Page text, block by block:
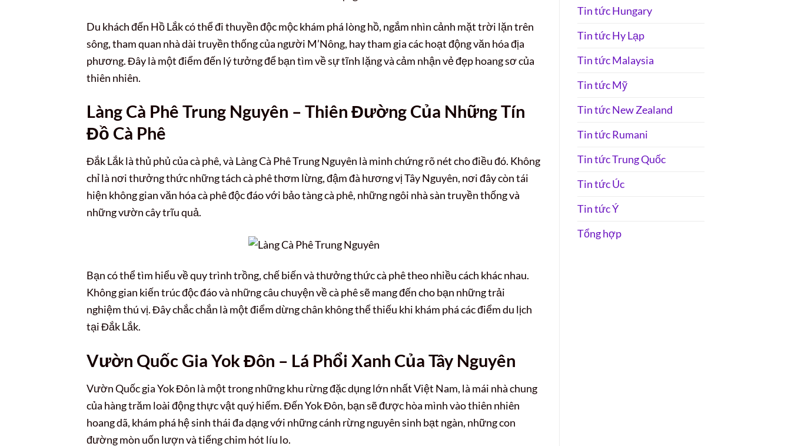
Du khách đến Hồ Lắk có thể đi thuyền độc mộc khám phá lòng hồ, ngắm nhìn cảnh mặt trời lặn trên
sông, tham quan nhà dài truyền thống của người M’Nông, hay tham gia các hoạt động văn hóa địa
phương. Đây là một điểm đến lý tưởng để bạn tìm về sự tĩnh lặng và cảm nhận vẻ đẹp hoang sơ của
thiên nhiên.
Làng Cà Phê Trung Nguyên – Thiên Đường Của Những Tín
Đồ Cà Phê
Đắk Lắk là thủ phủ của cà phê, và Làng Cà Phê Trung Nguyên là minh chứng rõ nét cho điều đó. Không
chỉ là nơi thưởng thức những tách cà phê thơm lừng, đậm đà hương vị Tây Nguyên, nơi đây còn tái
hiện không gian văn hóa cà phê độc đáo với bảo tàng cà phê, những ngôi nhà sàn truyền thống và
những vườn cây trĩu quả.
Bạn có thể tìm hiểu về quy trình trồng, chế biến và thưởng thức cà phê theo nhiều cách khác nhau.
Không gian kiến trúc độc đáo và những câu chuyện về cà phê sẽ mang đến cho bạn những trải
nghiệm thú vị. Đây chắc chắn là một điểm dừng chân không thể thiếu khi khám phá các điểm du lịch
tại Đắk Lắk.
Vườn Quốc Gia Yok Đôn – Lá Phổi Xanh Của Tây Nguyên
Vườn Quốc gia Yok Đôn là một trong những khu rừng đặc dụng lớn nhất Việt Nam, là mái nhà chung
của hàng trăm loài động thực vật quý hiếm. Đến Yok Đôn, bạn sẽ được hòa mình vào thiên nhiên
hoang dã, khám phá hệ sinh thái đa dạng với những cánh rừng nguyên sinh bạt ngàn, những con
đường mòn uốn lượn và tiếng chim hót líu lo.
Tin tức Hungary
Tin tức Hy Lạp
Tin tức Malaysia
Tin tức Mỹ
Tin tức New Zealand
Tin tức Rumani
Tin tức Trung Quốc
Tin tức Úc
Tin tức Ý
Tổng hợp